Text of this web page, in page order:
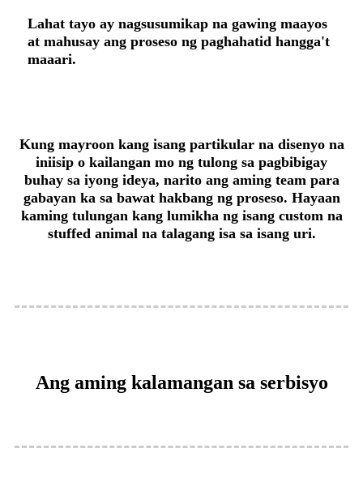
Lahat tayo ay nagsusumikap na gawing maayos
at mahusay ang proseso ng paghahatid hangga't
maaari.
Kung mayroon kang isang partikular na disenyo na
iniisip o kailangan mo ng tulong sa pagbibigay
buhay sa iyong ideya, narito ang aming team para
gabayan ka sa bawat hakbang ng proseso. Hayaan
kaming tulungan kang lumikha ng isang custom na
stuffed animal na talagang isa sa isang uri.
Ang aming kalamangan sa serbisyo